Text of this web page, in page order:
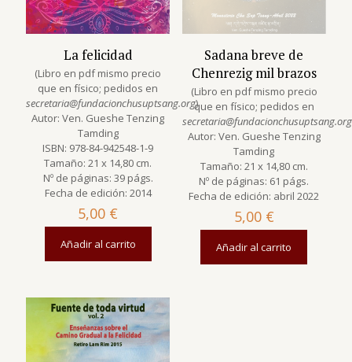
La felicidad
(Libro en pdf mismo precio
que en físico; pedidos en
secretaria@fundacionchusuptsang.org)
Autor: Ven. Gueshe Tenzing
Tamding
ISBN: 978-84-942548-1-9
Tamaño: 21 x 14,80 cm.
Nº de páginas: 39 págs.
Fecha de edición: 2014
5,00 €
Añadir al carrito
Sadana breve de
Chenrezig mil brazos
(Libro en pdf mismo precio
que en físico; pedidos en
secretaria@fundacionchusuptsang.org
Autor: Ven. Gueshe Tenzing
Tamding
Tamaño: 21 x 14,80 cm.
Nº de páginas: 61 págs.
Fecha de edición: abril 2022
5,00 €
Añadir al carrito